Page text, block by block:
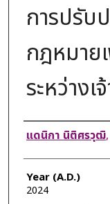
การปรับ
กฎหมาย
ระหว่าง
Author
แดนิกา นิติศรวุฒิ,
Year (A.D.)
2024